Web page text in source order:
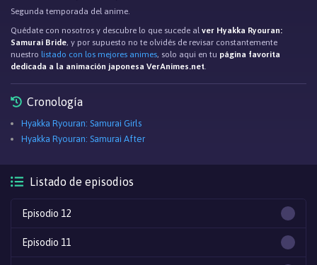
Segunda temporada del anime.
Quédate con nosotros y descubre lo que sucede alver Hyakka Ryouran:
Samurai Bride, y por supuesto no te olvidés de revisar constantemente
nuestro listado con los mejores animes, solo aqui en tu página favorita
dedicada a la animación japonesa VerAnimes.net.
Cronología
Hyakka Ryouran: Samurai Girls
Hyakka Ryouran: Samurai After
Listado de episodios
Episodio 12
Episodio 11